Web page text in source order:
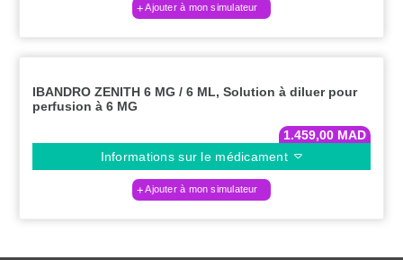
Ajouter à mon simulateur
IBANDRO ZENITH 6 MG / 6 ML, Solution à diluer pour
perfusion à 6 MG
1.459,00 MAD
Informations sur le médicament
Ajouter à mon simulateur